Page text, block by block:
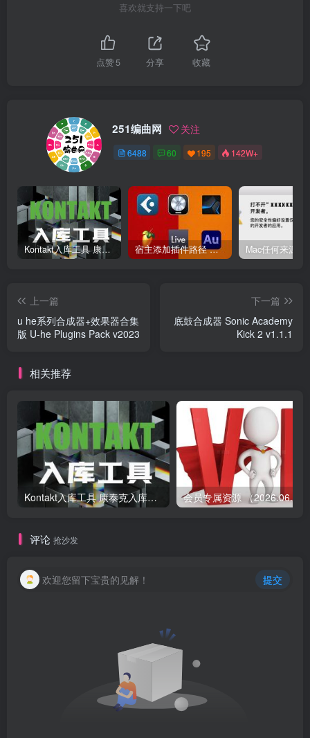
喜欢就支持一下吧
点赞5 分享 收藏
251编曲网 关注
6488 60 195 142W+
Kontakt入库工具 康泰克入库教程 宿主添加插件路径 插件路径设置 VSTPlugins路径
上一篇
u he系列合成器+效果器合集
版 U-he Plugins Pack v2023
下一篇
底鼓合成器 Sonic Academy
Kick 2 v1.1.1
相关推荐
Kontakt入库工具 康泰克入库教程
评论 抢沙发
欢迎您留下宝贵的见解！ 提交